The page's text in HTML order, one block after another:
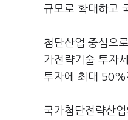
규모로 확대하고
첨단산업 중심으
가전략기술 투자
투자에 최대 50%
국가첨단전략산